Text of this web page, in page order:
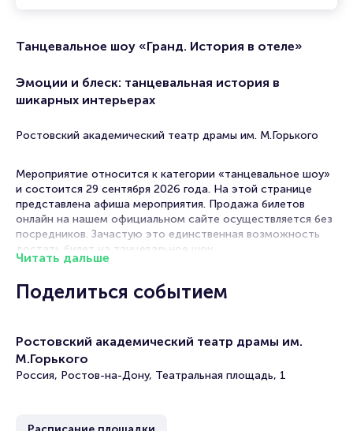
Танцевальное шоу «Гранд. История в отеле»
Эмоции и блеск: танцевальная история в
шикарных интерьерах
Ростовский академический театр драмы им. М.Горького
Мероприятие относится к категории «танцевальное шоу»
и состоится 29 сентября 2026 года. На этой странице
представлена афиша мероприятия. Продажа билетов
онлайн на нашем официальном сайте осуществляется без
посредников. Зачастую это единственная возможность
достать билет на танцевальное шоу.
отеле»
продажи билетов на мероприятия разного формата.
Среднее время на покупку билета здесь начиная с выбора
места завершая оформлением его в зрительном зале на
Читать дальше
Поделиться событием
Ростовский академический театр драмы им.
М.Горького
Россия, Ростов-на-Дону, Театральная площадь, 1